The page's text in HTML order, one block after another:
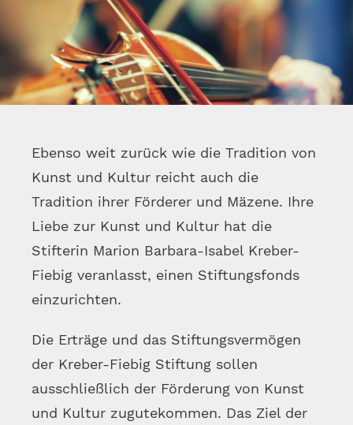
Ebenso weit zurück wie die Tradition von
Kunst und Kultur reicht auch die
Tradition ihrer Förderer und Mäzene. Ihre
Liebe zur Kunst und Kultur hat die
Stifterin Marion Barbara-Isabel Kreber-
Fiebig veranlasst, einen Stiftungsfonds
einzurichten.
Die Erträge und das Stiftungsvermögen
der Kreber-Fiebig Stiftung sollen
ausschließlich der Förderung von Kunst
und Kultur zugutekommen. Das Ziel der